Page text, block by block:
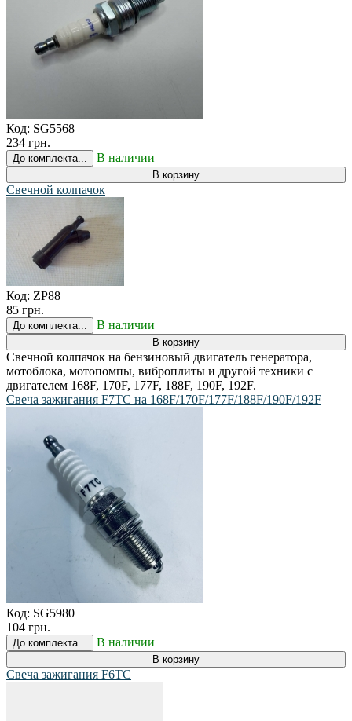
Код: SG5568
234 грн.
До комплекта... В наличии
В корзину
Свечной колпачок
Код: ZP88
85 грн.
До комплекта... В наличии
В корзину
Свечной колпачок на бензиновый двигатель генератора,
мотоблока, мотопомпы, виброплиты и другой техники с
двигателем 168F, 170F, 177F, 188F, 190F, 192F.
Свеча зажигания F7TC на 168F/170F/177F/188F/190F/192F
Код: SG5980
104 грн.
До комплекта... В наличии
В корзину
Свеча зажигания F6TC